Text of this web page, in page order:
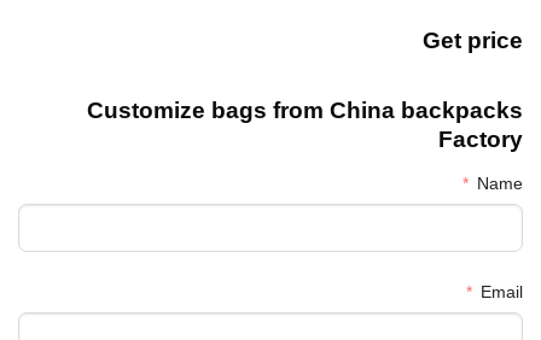
Get price
Customize bags from China backpacks
Factory
Name
Email